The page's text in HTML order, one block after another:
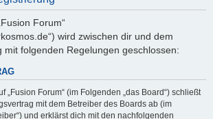
Forum“
wird zwischen dir und dem
mit folgenden Regelungen geschlossen:
„Fusion Forum“ (im Folgenden „das Board“) schließt
mit dem Betreiber des Boards ab (im
und erklärst dich mit den nachfolgenden